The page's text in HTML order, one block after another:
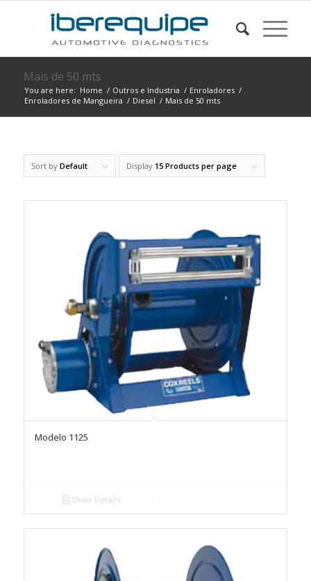
Mais de 50 mts
You are here: Home / Outros e Industria / Enroladores /
Enroladores de Mangueira / Diesel / Mais de 50 mts
Sort by Default Display 15 Products per page
Modelo 1125
Show Details